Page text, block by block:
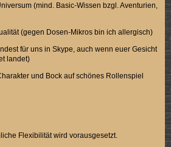
(mind. Basic-Wissen bzgl. Aventurien,
(gegen Dosen-Mikros bin ich allergisch)
für uns in Skype, auch wenn euer Gesicht
landet)
und Bock auf schönes Rollenspiel
Flexibilität wird vorausgesetzt.